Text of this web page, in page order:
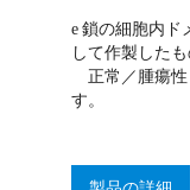
e 鎖の細胞内ド
して作製した
正常／腫瘍性
す。